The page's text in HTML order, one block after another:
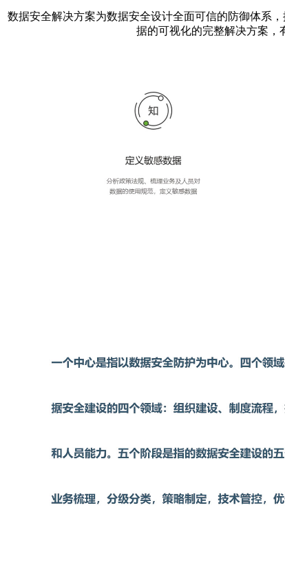
数据安全解决方案为数据安全设计全面可信的防御体系
据的可视化的完整解决方案，